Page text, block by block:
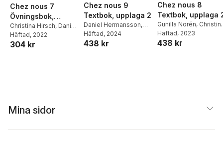
Chez nous 7
Övningsbok,
upplaga 2
Christina Hirsch, Daniel
Hermansson
Wilhelmsson
Häftad, 2022
304 kr
Chez nous 9
Textbok, upplaga 2
Daniel Hermansson,
Christina Hirsch
Norén ,Lena
Häftad, 2024
438 kr
Chez nous 8
Textbok, upplaga
Gunilla Norén,
Hirsch, Daniel
Hermansson
Häftad, 2023
438 kr
Mina sidor